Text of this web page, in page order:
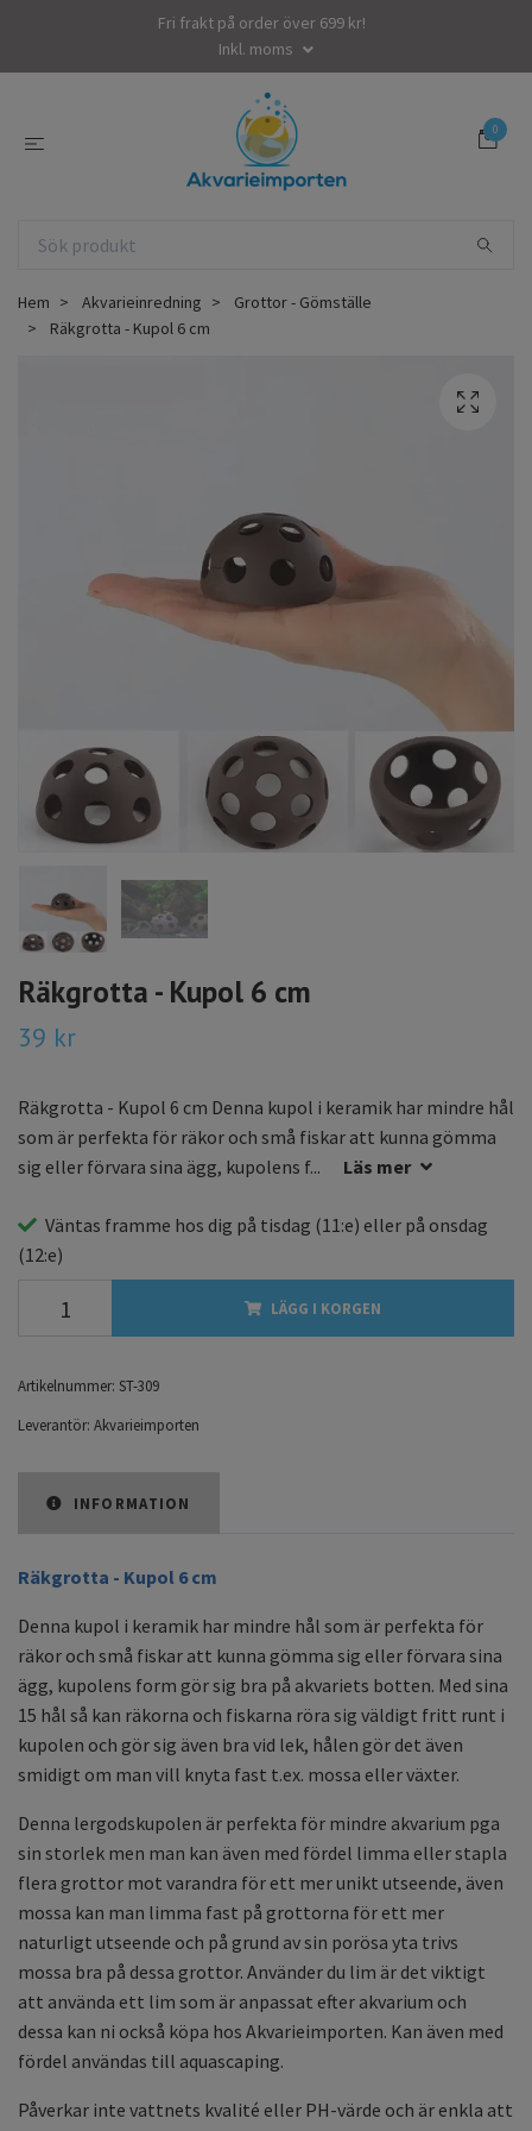
Fri frakt på order över 699 kr!
Inkl. moms
0
Hem Akvarieinredning
Grottor - Gömställe
Räkgrotta - Kupol 6 cm
Räkgrotta - Kupol 6 cm
39 kr
Räkgrotta - Kupol 6 cm Denna kupol i keramik har mindre hål
som är perfekta för räkor och små fiskar att kunna gömma
sig eller förvara sina ägg, kupolens f...
Läs mer
Väntas framme hos dig på tisdag (11:e) eller på onsdag
(12:e)
LÄGG I KORGEN
Artikelnummer: ST-309
Leverantör: Akvarieimporten
INFORMATION
Räkgrotta - Kupol 6 cm
Denna kupol i keramik har mindre hål som är perfekta för
räkor och små fiskar att kunna gömma sig eller förvara sina
ägg, kupolens form gör sig bra på akvariets botten. Med sina
15 hål så kan räkorna och fiskarna röra sig väldigt fritt runt i
kupolen och gör sig även bra vid lek, hålen gör det även
smidigt om man vill knyta fast t.ex. mossa eller växter.
Denna lergodskupolen är perfekta för mindre akvarium pga
sin storlek men man kan även med fördel limma eller stapla
flera grottor mot varandra för ett mer unikt utseende, även
mossa kan man limma fast på grottorna för ett mer
naturligt utseende och på grund av sin porösa yta trivs
mossa bra på dessa grottor. Använder du lim är det viktigt
att använda ett lim som är anpassat efter akvarium och
dessa kan ni också köpa hos Akvarieimporten. Kan även med
fördel användas till aquascaping.
Påverkar inte vattnets kvalité eller PH-värde och är enkla att